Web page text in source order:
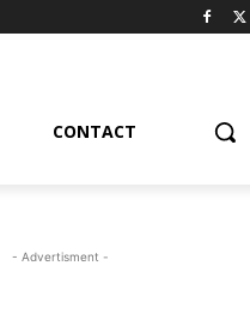
CONTACT
- Advertisment -